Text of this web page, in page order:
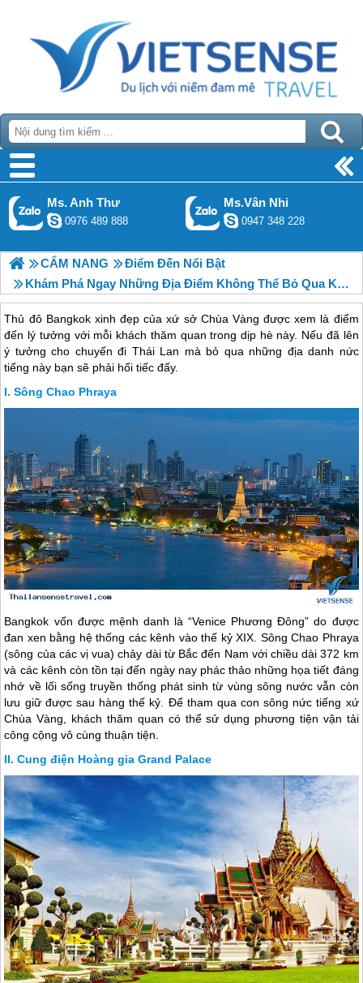
Ms. Anh Thư
0976 489 888
Ms.Vân Nhi
0947 348 228
CẨM NANG
Điểm Đến Nổi Bật
Khám Phá Ngay Những Địa Điểm Không Thể Bỏ Qua Khi Đến BangKok
Thủ đô Bangkok xinh đẹp của xứ sở Chùa Vàng được xem là điểm
đến lý tưởng với mỗi khách thăm quan trong dịp hè này. Nếu đã lên
ý tưởng cho chuyến đi Thái Lan mà bỏ qua những địa danh nức
tiếng này bạn sẽ phải hối tiếc đấy.
Sông Chao Phraya
Bangkok vốn được mệnh danh là “Venice Phương Đông” do được
đan xen bằng hệ thống các kênh vào thế kỷ XIX. Sông Chao Phraya
(sông của các vị vua) chảy dài từ Bắc đến Nam với chiều dài 372 km
và các kênh còn tồn tại đến ngày nay phác thảo những họa tiết đáng
nhớ về lối sống truyền thống phát sinh từ vùng sông nước vẫn còn
lưu giữ được sau hàng thế kỷ. Để tham qua con sông nức tiếng xứ
Chùa Vàng, khách thăm quan có thể sử dụng phương tiện vận tải
công cộng vô cùng thuận tiện.
Cung điện Hoàng gia Grand Palace